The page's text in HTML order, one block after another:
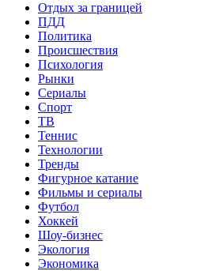
Отдых за границей
ПДД
Политика
Происшествия
Психология
Рынки
Сериалы
Спорт
ТВ
Теннис
Технологии
Тренды
Фигурное катание
Фильмы и сериалы
Футбол
Хоккей
Шоу-бизнес
Экология
Экономика